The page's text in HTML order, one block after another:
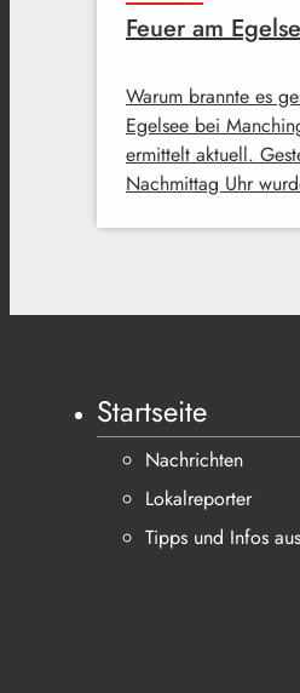
Feuer am
Warum brannte es
Egelsee bei
ermittelt aktuell.
Nachmittag Uhr
Startseite
Nachrichten
Lokalreporter
Tipps und Infos